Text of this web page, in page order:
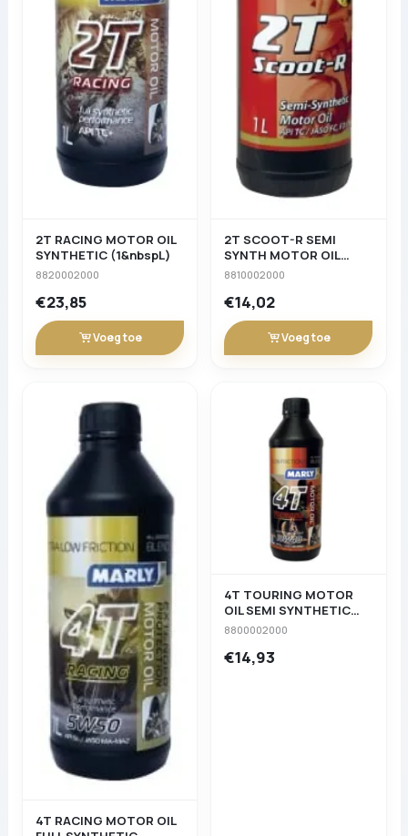
2T RACING MOTOR OIL
SYNTHETIC (1&nbspL)
8820002000
€23,85
Voeg toe
2T SCOOT-R SEMI
SYNTH MOTOR OIL
(1&nbspL)
8810002000
€14,02
Voeg toe
4T RACING MOTOR OIL
4T TOURING MOTOR
OIL SEMI SYNTHETIC
(1&nbspL)
8800002000
€14,93